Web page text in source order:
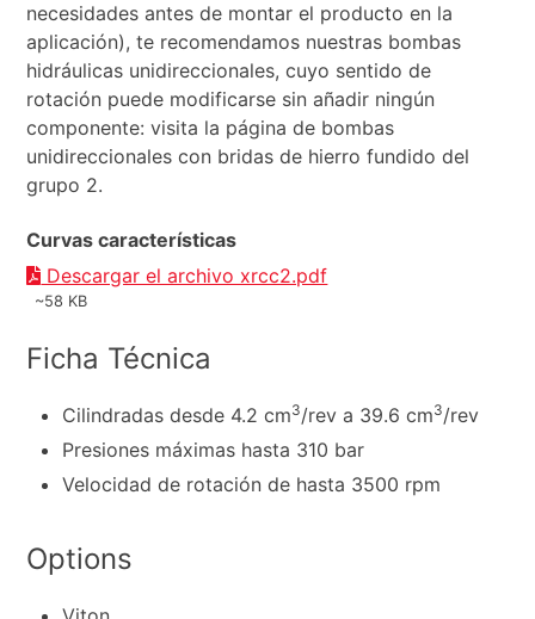
necesidades antes de montar el producto en la
aplicación), te recomendamos nuestras bombas
hidráulicas unidireccionales, cuyo sentido de
rotación puede modificarse sin añadir ningún
componente: visita la página de bombas
unidireccionales con bridas de hierro fundido del
grupo 2.
Curvas características
Descargar el archivo xrcc2.pdf
~58 KB
Ficha Técnica
Cilindradas desde 4.2 cm3/rev a 39.6 cm3/rev
Presiones máximas hasta 310 bar
Velocidad de rotación de hasta 3500 rpm
Options